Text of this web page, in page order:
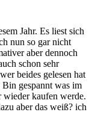
Jahr. Es liest sich
nun so gar nicht
aber dennoch
schon sehr
beides gelesen hat
gespannt was im
wieder kaufen werde.
aber das weiß? ich